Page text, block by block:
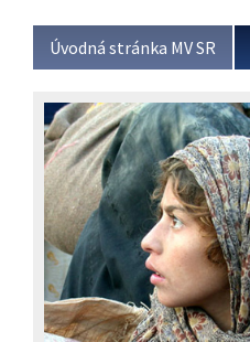
Úvodná stránka MV SR